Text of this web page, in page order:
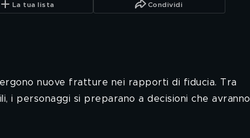
La tua lista Condividi
nuove fratture nei rapporti di fiducia. Tra
i personaggi si preparano a decisioni che avranno